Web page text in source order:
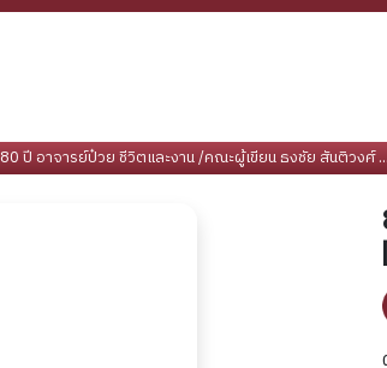
80 ปี อาจารย์ป๋วย ชีวิตและงาน /คณะผู้เขียน ธงชัย สันติวงศ์